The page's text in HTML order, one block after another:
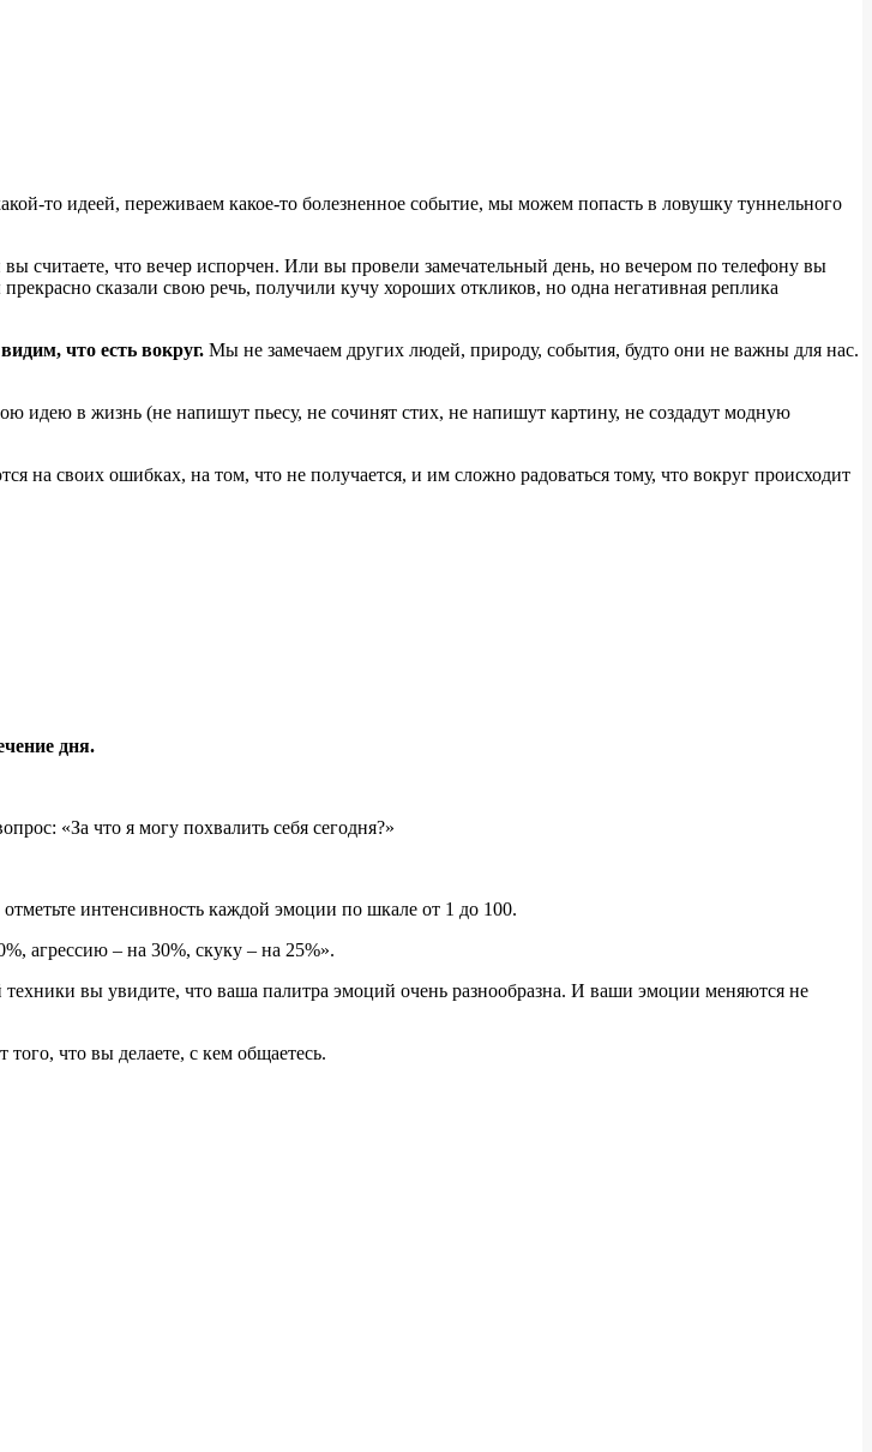
то идеей, переживаем какое-то болезненное событие, мы можем попасть в ловушку туннельного
считаете, что вечер испорчен. Или вы провели замечательный день, но вечером по телефону вы
сказали свою речь, получили кучу хороших откликов, но одна негативная реплика
что есть вокруг. Мы не замечаем других людей, природу, события, будто они не важны для нас.
идею в жизнь (не напишут пьесу, не сочинят стих, не напишут картину, не создадут модную
на своих ошибках, на том, что не получается, и им сложно радоваться тому, что вокруг происходит
дня.
«За что я могу похвалить себя сегодня?»
интенсивность каждой эмоции по шкале от 1 до 100.
агрессию – на 30%, скуку – на 25%».
вы увидите, что ваша палитра эмоций очень разнообразна. И ваши эмоции меняются не
что вы делаете, с кем общаетесь.